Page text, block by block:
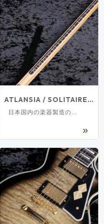
ATLANSIA / SOLITAIRE 1ST FD ALMINUM FINGERBOARD【新宿店】
日本国内の楽器製造の...
会員登録
ご利用規約